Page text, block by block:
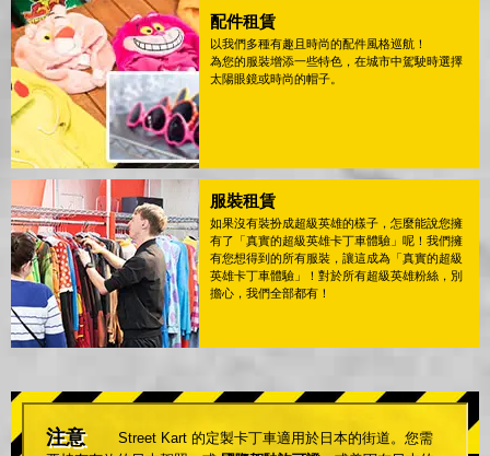
配件租賃
以我們多種有趣且時尚的配件風格巡航！
為您的服裝增添一些特色，在城市中駕駛時選擇
太陽眼鏡或時尚的帽子。
服裝租賃
如果沒有裝扮成超級英雄的樣子，怎麼能說您擁
有了「真實的超級英雄卡丁車體驗」呢！我們擁
有您想得到的所有服裝，讓這成為「真實的超級
英雄卡丁車體驗」！對於所有超級英雄粉絲，別
擔心，我們全部都有！
注意
Street Kart 的定製卡丁車適用於日本的街道。您需